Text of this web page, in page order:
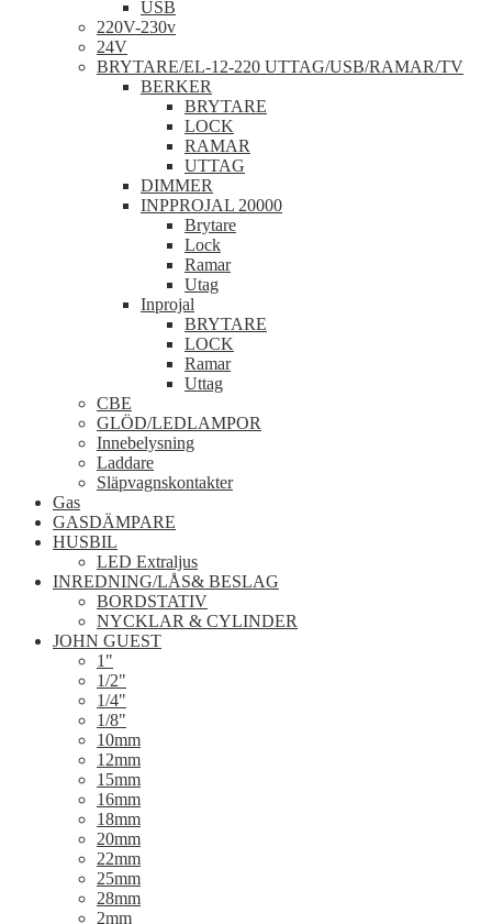
USB
220V-230v
24V
BRYTARE/EL-12-220 UTTAG/USB/RAMAR/TV
BERKER
BRYTARE
LOCK
RAMAR
UTTAG
DIMMER
INPPROJAL 20000
Brytare
Lock
Ramar
Utag
Inprojal
BRYTARE
LOCK
Ramar
Uttag
CBE
GLÖD/LEDLAMPOR
Innebelysning
Laddare
Släpvagnskontakter
Gas
GASDÄMPARE
HUSBIL
LED Extraljus
INREDNING/LÅS& BESLAG
BORDSTATIV
NYCKLAR & CYLINDER
JOHN GUEST
1"
1/2"
1/4"
1/8"
10mm
12mm
15mm
16mm
18mm
20mm
22mm
25mm
28mm
2mm